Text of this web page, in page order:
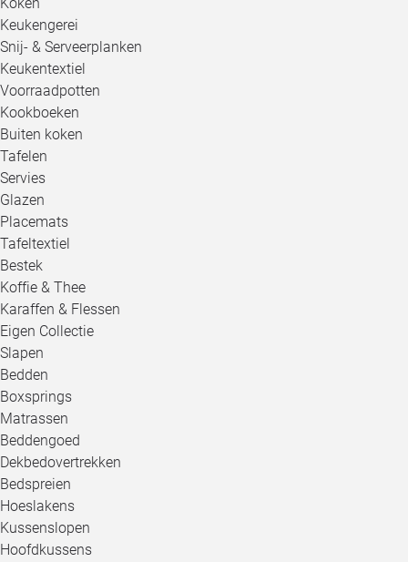
Keukengerei
Snij- & Serveerplanken
Keukentextiel
Voorraadpotten
Kookboeken
Buiten koken
Tafelen
Servies
Glazen
Placemats
Tafeltextiel
Bestek
Koffie & Thee
Karaffen & Flessen
Eigen Collectie
Slapen
Bedden
Boxsprings
Matrassen
Beddengoed
Dekbedovertrekken
Bedspreien
Hoeslakens
Kussenslopen
Hoofdkussens